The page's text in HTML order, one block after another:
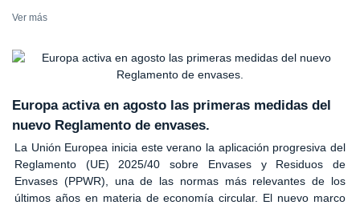
Ver más
Europa activa en agosto las primeras medidas del
nuevo Reglamento de envases.
La Unión Europea inicia este verano la aplicación progresiva del
Reglamento (UE) 2025/40 sobre Envases y Residuos de
Envases (PPWR), una de las normas más relevantes de los
últimos años en materia de economía circular. El nuevo marco